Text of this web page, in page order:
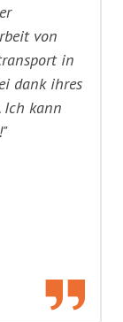
von
in
dank ihres
Ich kann